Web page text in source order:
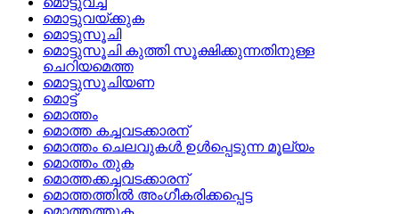
മൊട്ടുവയ്‌ക്കുക
മൊട്ടുസൂചി
മൊട്ടുസൂചി കുത്തി സൂക്ഷിക്കുന്നതിനുള്ള
ചെറിയമെത്ത
മൊട്ടുസൂചിയണ
മൊട്ട്
മൊത്തം
മൊത്ത കച്ചവടക്കാരന്
മൊത്തം ചെലവുകള്‍ ഉള്‍പ്പെടുന്ന മൂല്യം
മൊത്തം തുക
മൊത്തക്കച്ചവടക്കാരന്
മൊത്തത്തില്‍ അംഗീകരിക്കപ്പെട്ട